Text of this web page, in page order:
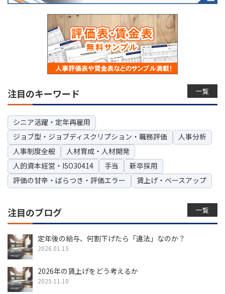
一覧
注目のキーワード
シニア活躍・定年再雇用
ジョブ型・ジョブディスクリプション・職務評価
人事分析
人事制度全般
人材育成・人材開発
人的資本経営・ISO30414
手当
新卒採用
評価の甘辛・ばらつき・評価エラー
賃上げ・ベースアップ
一覧
注目のブログ
定年後の給与、何割下げたら「違法」なのか？
2026.01.15
2026年の賃上げをどう考えるか
2025.11.10